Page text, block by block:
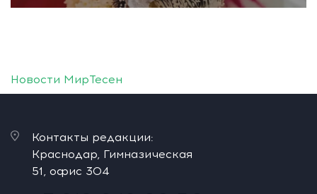
Новости МирТесен
Контакты редакции:
Краснодар, Гимназическая
51, офис 304